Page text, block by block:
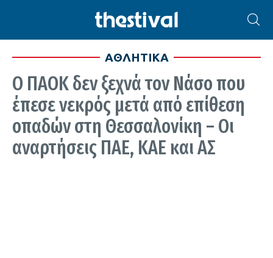
ΑΘΛΗΤΙΚΑ
Ο ΠΑΟΚ δεν ξεχνά τον Νάσο που
έπεσε νεκρός μετά από επίθεση
οπαδών στη Θεσσαλονίκη – Οι
αναρτήσεις ΠΑΕ, ΚΑΕ και ΑΣ